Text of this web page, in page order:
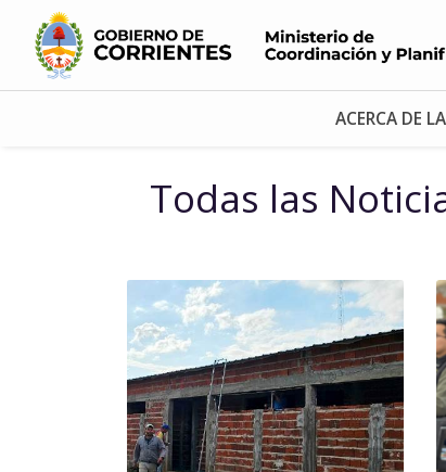
ACERCA DE
Todas las